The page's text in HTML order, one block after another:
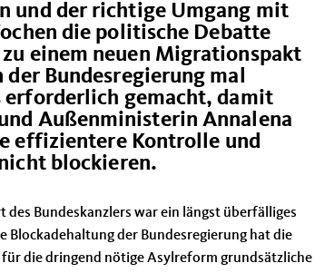
und der richtige Umgang mit
die politische Debatte
einem neuen Migrationspakt
Bundesregierung mal
erforderlich gemacht, damit
Außenministerin Annalena
effizientere Kontrolle und
blockieren.
Bundeskanzlers war ein längst überfälliges
Blockadehaltung der Bundesregierung hat die
die dringend nötige Asylreform grundsätzliche